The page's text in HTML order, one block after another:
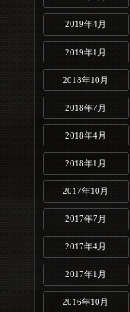
2019年4月
2019年1月
2018年10月
2018年7月
2018年4月
2018年1月
2017年10月
2017年7月
2017年4月
2017年1月
2016年10月